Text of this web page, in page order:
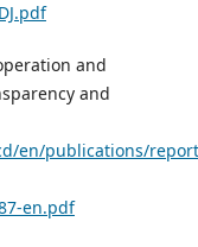
and
and
en/publications/
en.pdf